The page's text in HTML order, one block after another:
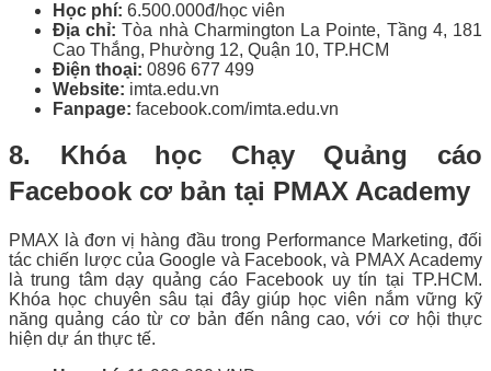
Học phí: 6.500.000đ/học viên
Địa chỉ: Tòa nhà Charmington La Pointe, Tầng 4, 181
Cao Thắng, Phường 12, Quận 10, TP.HCM
Điện thoại: 0896 677 499
Website: imta.edu.vn
Fanpage: facebook.com/imta.edu.vn
8. Khóa học Chạy Quảng cáo
Facebook cơ bản tại PMAX Academy
PMAX là đơn vị hàng đầu trong Performance Marketing, đối
tác chiến lược của Google và Facebook, và PMAX Academy
là trung tâm dạy quảng cáo Facebook uy tín tại TP.HCM.
Khóa học chuyên sâu tại đây giúp học viên nắm vững kỹ
năng quảng cáo từ cơ bản đến nâng cao, với cơ hội thực
hiện dự án thực tế.